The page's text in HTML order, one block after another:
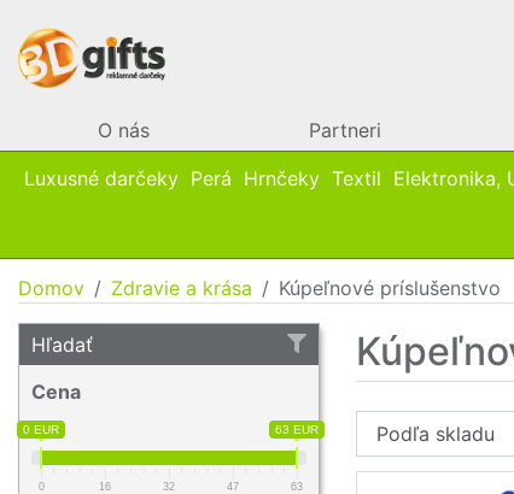
O nás Partneri
Luxusné darčeky Perá Hrnčeky Textil Elektronika,
Domov Zdravie a krása Kúpeľnové príslušenstvo
Hľadať
Cena
0 EUR 63 EUR
0 16 32 47 63